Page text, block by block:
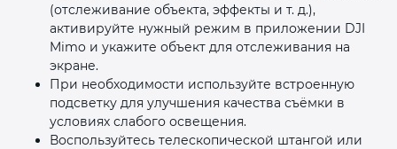
(отслеживание объекта, эффекты и т. д.),
активируйте нужный режим в приложении DJI
Mimo и укажите объект для отслеживания на
экране.
При необходимости используйте встроенную
подсветку для улучшения качества съёмки в
условиях слабого освещения.
Воспользуйтесь телескопической штангой или